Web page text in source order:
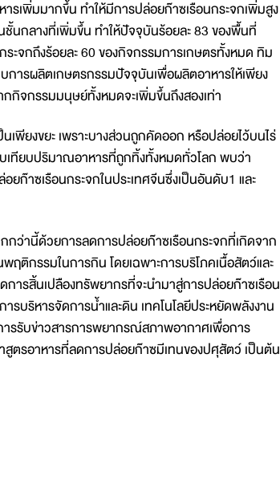
รเพิ่มมากขึ้น ทำให้มีการปล่อยก๊าซเรือนกระจกเพิ่มสูง
กลางที่เพิ่มขึ้น ทำให้ปัจจุบันร้อยละ 83 ของพื้นที่
ะจกถึงร้อยละ 60 ของกิจกรรมการเกษตรทั้งหมด ทิม
การผลิตเกษตรกรรมปัจจุบันเพื่อผลิตอาหารให้เพียง
กิจกรรมมนุษย์ทั้งหมดจะเพิ่มขึ้นถึงสองเท่า
พียงขยะ เพราะบางส่วนถูกคัดออก หรือปล่อยไว้บนไร่
บเทียบปริมาณอาหารที่ถูกทิ้งทั้งหมดทั่วโลก พบว่า
ก๊าซเรือนกระจกในประเทศจีนซึ่งเป็นอันดับ1 และ
กว่านี้ด้วยการลดการปล่อยก๊าซเรือนกระจกที่เกิดจาก
ติกรรมในการกิน โดยเฉพาะการบริโภคเนื้อสัตว์และ
ารสิ้นเปลืองทรัพยากรที่จะนำมาสู่การปล่อยก๊าซเรือน
บริหารจัดการน้ำและดิน เทคโนโลยีประหยัดพลังงาน
รรับข่าวสารการพยากรณ์สภาพอากาศเพื่อการ
สูตรอาหารที่ลดการปล่อยก๊าซมีเทนของปศุสัตว์ เป็นต้น